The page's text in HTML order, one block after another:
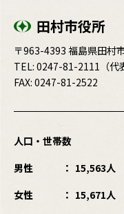
田村市役所
〒963-4393 福島県田村
TEL: 0247-81-2111 （
FAX: 0247-81-2522
人口・世帯数
男性
15,563人
女性
15,671人